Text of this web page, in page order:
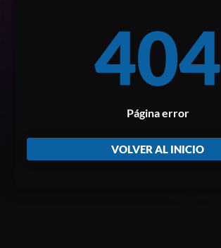
404
Página error
VOLVER AL INICIO